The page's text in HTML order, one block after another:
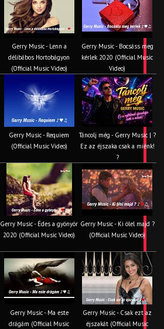
Gerry Music - Lenn a
délibábos Hortobágyon
(Official Music Video)
Gerry Music - Bocsáss meg
kérlek 2020 (Official Music
Video)
Gerry Music - Requiem
(Official Music Video)
Táncolj még - Gerry Music | ?
Ez az éjszaka csak a miénk!
?
Gerry Music - Édes a gyönyör
2020 (Official Music Video)
Gerry Music - Ki ölel majd ?
(Official Music Video)
Gerry Music - Ma este
drágám (Official Music
Gerry Music - Csak ezt az
éjszakát (Official Music